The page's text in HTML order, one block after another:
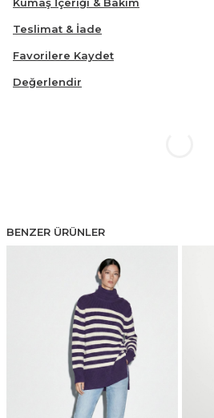
Kumaş İçeriği & Bakım
Teslimat & İade
Favorilere Kaydet
Değerlendir
BENZER ÜRÜNLER